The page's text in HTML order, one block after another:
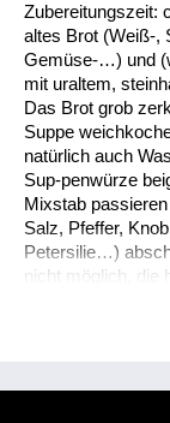
Zubereitungszeit:
altes Brot (Weiß-,
Gemüse-…) und
mit uraltem,
Das Brot grob
Suppe
natürlich auch
Sup-penwürze
Mixstab
Salz, Pfeffer,
Petersilie…)
nicht möglich, die
Geschmack,
der gewünschten
Suppe entsteht...